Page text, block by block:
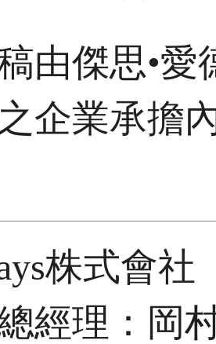
由傑思•愛
企業承擔
株式會
經理：岡